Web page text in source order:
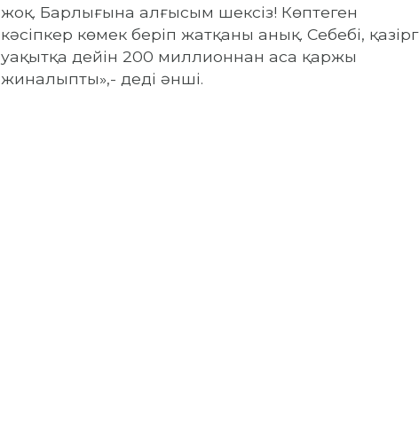
жоқ. Барлығына алғысым шексіз! Көптеген
кәсіпкер көмек беріп жатқаны анық. Себебі,
уақытқа дейін 200 миллионнан аса қаржы
жиналыпты»,- деді әнші.